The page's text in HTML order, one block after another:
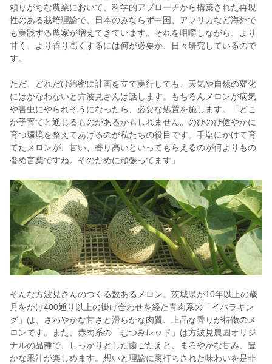
頼りがちな農業において、科学的アプローチから構築された再現
性のある栽培理論で、日本のみならず中国、アフリカなど海外で
も実践する農家が増えてきています。それを咀嚼しながら、より
甘く、より香り高くするには何が必要か、日々研究しているので
す。
ただ、どれだけ綿密に計画を立て実行しても、天気や自然の変化
にはかなわないと方波見さんは話します。もちろんメロンが病気
や害虫にやられそうになったら、必要な処置を施します。「どこ
か子育てと通じるものがあるかもしれません。のびのび健やかに
育つ環境を整えてあげるのが私たちの役目です。手塩にかけて育
てたメロンが、甘い、香り高いといってもらえるのが何よりもの
誉め言葉ですね。そのために頑張ってます」
そんな方波見さんのつくる数あるメロン。茨城県が10年以上の歳
月をかけ400通り以上の掛け合わせを経た青肉系の「イバラキン
グ」は、さわやかな甘さと滑らかな肉質、上品な香りが特徴のメ
ロンです。また、赤肉系の「むつみレッド」は方波見農園オリジ
ナルの品種で、しっかりとした歯ごたえと、まろやかな甘み、豊
かな果汁が楽しめます。想いと理論に裏打ちされた味わいを是非